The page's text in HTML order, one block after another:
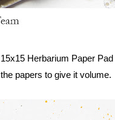
15x15 Herbarium Paper Pad
the papers to give it volume.